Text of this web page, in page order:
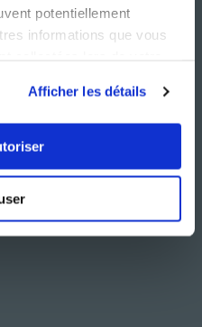
potentiellement
informations que vous
Afficher les détails
C.G.U
Politique de confidentialité
Utilisation des Cookies